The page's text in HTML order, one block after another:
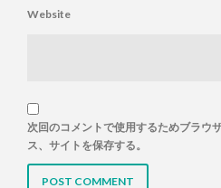
Website
次回のコメントで使用するためブラウ
ス、サイトを保存する。